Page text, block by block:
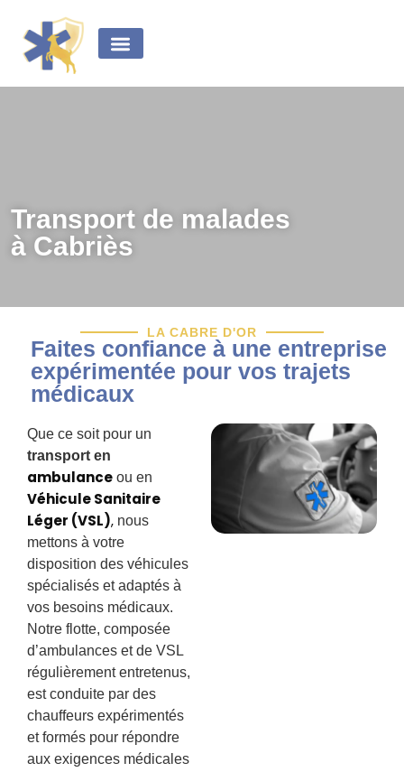
principal
Transport de malades
à Cabriès
LA CABRE D'OR
Faites confiance à une entreprise
expérimentée pour vos trajets
médicaux
Que ce soit pour un
transport en
ambulance ou en
Véhicule Sanitaire
Léger (VSL), nous
mettons à votre
disposition des véhicules
spécialisés et adaptés à
vos besoins médicaux.
Notre flotte, composée
d’ambulances et de VSL
régulièrement entretenus,
est conduite par des
chauffeurs expérimentés
et formés pour répondre
aux exigences médicales